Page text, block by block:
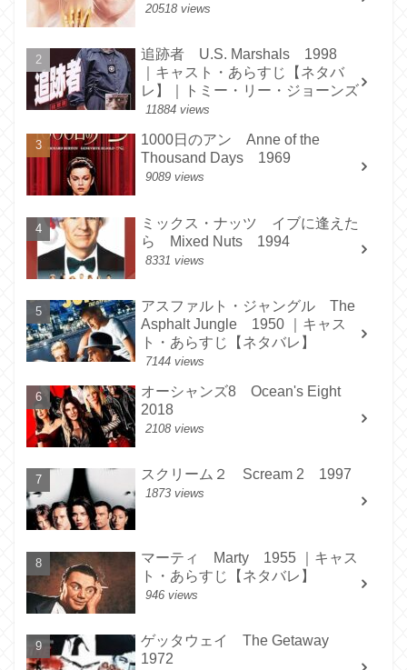
20518 views
追跡者 U.S. Marshals 1998
｜キャスト・あらすじ【ネタバ
レ】｜トミー・リー・ジョーンズ
11884 views
1000日のアン Anne of the
Thousand Days 1969
9089 views
ミックス・ナッツ イブに逢えた
ら Mixed Nuts 1994
8331 views
アスファルト・ジャングル The
Asphalt Jungle 1950 ｜キャス
ト・あらすじ【ネタバレ】
7144 views
オーシャンズ8 Ocean's Eight
2018
2108 views
スクリーム２ Scream 2 1997
1873 views
マーティ Marty 1955 ｜キャス
ト・あらすじ【ネタバレ】
946 views
ゲッタウェイ The Getaway
1972